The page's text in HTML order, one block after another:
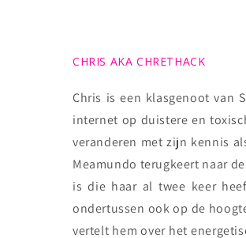
CHRIS AKA CHRETHACK
Chris is een klasgenoot van
internet op duistere en
veranderen met zijn kennis
Meamundo terugkeert naar
is die haar al twee keer
ondertussen ook op de
vertelt hem over het